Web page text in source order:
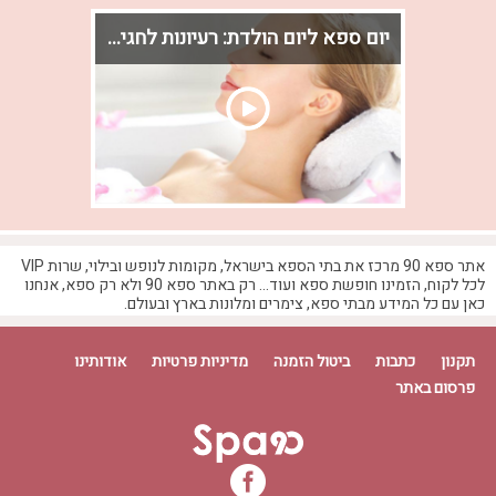
יום ספא ליום הולדת: רעיונות לחגיגה מפנקת
מחפשים דרך מיוחדת לחגוג יום הולדת? הכירו
רעיונות ליום ספא זוגי, בילוי עם חברים, חבילה
באמת.
אתר ספא 90 מרכז את בתי הספא בישראל, מקומות לנופש ובילוי, שרות VIP
לכל לקוח, הזמינו חופשת ספא ועוד... רק באתר ספא 90 ולא רק ספא, אנחנו
כאן עם כל המידע מבתי ספא, צימרים ומלונות בארץ ובעולם.
תקנון כתבות ביטול הזמנה מדיניות פרטיות
אודותינו
פרסום באתר